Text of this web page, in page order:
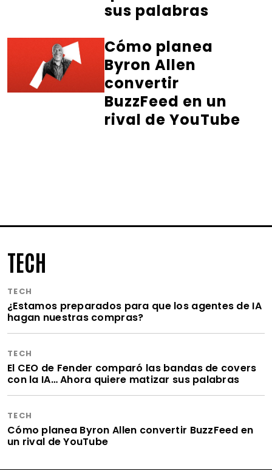
sus palabras
Cómo planea
Byron Allen
convertir
BuzzFeed en un
rival de YouTube
TECH
TECH
¿Estamos preparados para que los agentes de IA
hagan nuestras compras?
TECH
El CEO de Fender comparó las bandas de covers
con la IA… Ahora quiere matizar sus palabras
TECH
Cómo planea Byron Allen convertir BuzzFeed en
un rival de YouTube